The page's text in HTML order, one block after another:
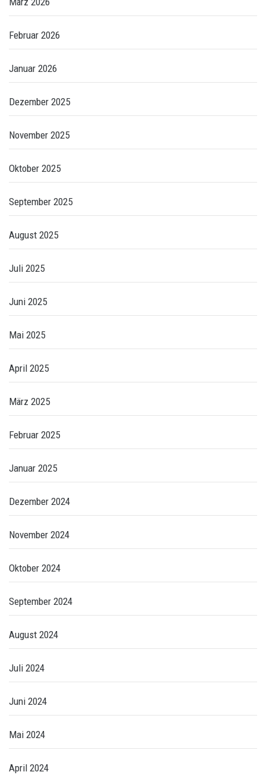
Februar 2026
Januar 2026
Dezember 2025
November 2025
Oktober 2025
September 2025
August 2025
Juli 2025
Juni 2025
Mai 2025
April 2025
März 2025
Februar 2025
Januar 2025
Dezember 2024
November 2024
Oktober 2024
September 2024
August 2024
Juli 2024
Juni 2024
Mai 2024
April 2024